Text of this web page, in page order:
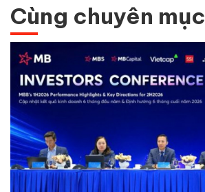
Cùng chuyên mục